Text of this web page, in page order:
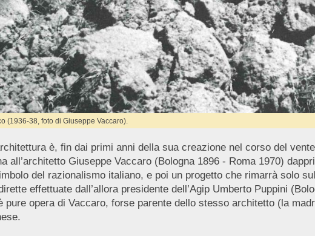
(1936-38, foto di Giuseppe Vaccaro).
è, fin dai primi anni della sua creazione nel corso del
all’architetto Giuseppe Vaccaro (Bologna 1896 - Roma 1970)
del razionalismo italiano, e poi un progetto che rimarrà solo
effettuate dall’allora presidente dell’Agip Umberto Puppini
pure opera di Vaccaro, forse parente dello stesso architetto (la